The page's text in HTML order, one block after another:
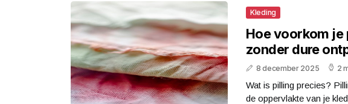
Kleding
Hoe voorkom je
zonder dure
8 december 2025 2
Wat is pilling precies?
de oppervlakte van je